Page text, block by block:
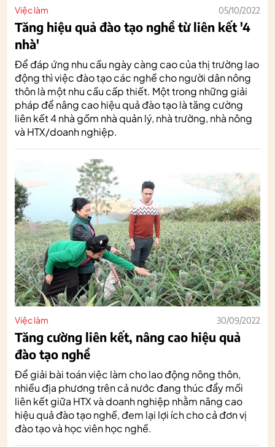
Việc làm 05/10/2022
Tăng hiệu quả đào tạo nghề từ liên kết '4
nhà'
Để đáp ứng nhu cầu ngày càng cao của thị trường lao
động thì việc đào tạo các nghề cho người dân nông
thôn là một nhu cầu cấp thiết. Một trong những giải
pháp để nâng cao hiệu quả đào tạo là tăng cường
liên kết 4 nhà gồm nhà quản lý, nhà trường, nhà nông
và HTX/doanh nghiệp.
Việc làm 30/09/2022
Tăng cường liên kết, nâng cao hiệu quả
đào tạo nghề
Để giải bài toán việc làm cho lao động nông thôn,
nhiều địa phương trên cả nước đang thúc đẩy mối
liên kết giữa HTX và doanh nghiệp nhằm nâng cao
hiệu quả đào tạo nghề, đem lại lợi ích cho cả đơn vị
đào tạo và học viên học nghề.